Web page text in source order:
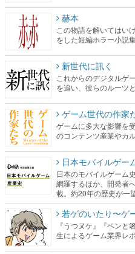
赫本
この物語を解いてはい
をした短編ホラー小説集
新世代に訊く
これからのデジタルゲ
を追い、彼らのルーツ
ゲーム世代の作家
ゲームに多大な影響を
のコンテンツ産業やカ
日本モバイルゲー
日本のモバイルゲーム
網羅するほか、開発者
載。約20年の歴史が一
若ゲのいたり〜ゲ
『うつヌケ』『ペンと
生によるゲーム業界レ